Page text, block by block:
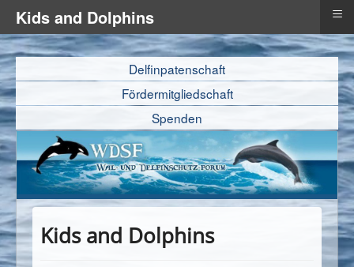
Delfinpatenschaft
Fördermitgliedschaft
Spenden
Kids and Dolphins
Kids and Dolphins ≡